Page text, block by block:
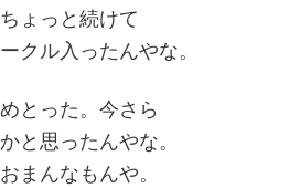
ょっと続けて
クル入ったんやな。
とった。今さら
と思ったんやな。
まんなもんや。